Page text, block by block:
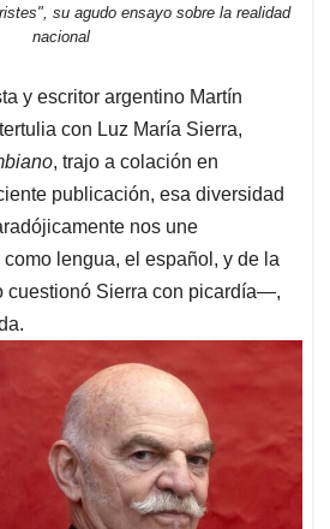
su agudo ensayo sobre la realidad
nacional
y escritor argentino Martín
con Luz María Sierra,
, trajo a colación en
publicación, esa diversidad
nos une
lengua, el español, y de la
Sierra con picardía—,